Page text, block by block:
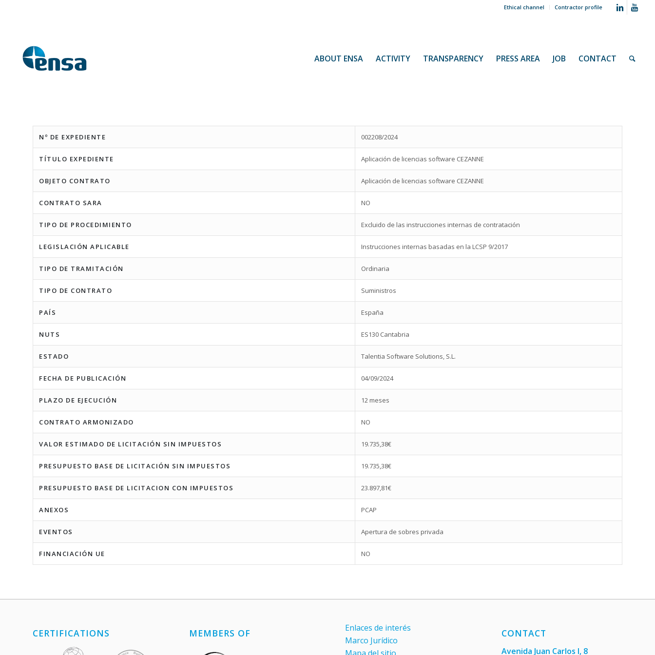
Ethical channel Contractor profile
ABOUT ENSA ACTIVITY TRANSPARENCY PRESS AREA JOB CONTACT
Nº DE EXPEDIENTE 002208/2024
TÍTULO EXPEDIENTE Aplicación de licencias software CEZANNE
OBJETO CONTRATO Aplicación de licencias software CEZANNE
CONTRATO SARA NO
TIPO DE PROCEDIMIENTO Excluido de las instrucciones internas de contratación
LEGISLACIÓN APLICABLE Instrucciones internas basadas en la LCSP 9/2017
TIPO DE TRAMITACIÓN Ordinaria
TIPO DE CONTRATO Suministros
PAÍS España
NUTS ES130 Cantabria
ESTADO Talentia Software Solutions, S.L.
FECHA DE PUBLICACIÓN 04/09/2024
PLAZO DE EJECUCIÓN 12 meses
CONTRATO ARMONIZADO NO
VALOR ESTIMADO DE LICITACIÓN SIN IMPUESTOS 19.735,38€
PRESUPUESTO BASE DE LICITACIÓN SIN IMPUESTOS 19.735,38€
PRESUPUESTO BASE DE LICITACION CON IMPUESTOS 23.897,81€
ANEXOS PCAP
EVENTOS Apertura de sobres privada
FINANCIACIÓN UE NO
CERTIFICATIONS MEMBERS OF
Enlaces de interés
Marco Jurídico
CONTACT
Avenida Juan Carlos I, 8